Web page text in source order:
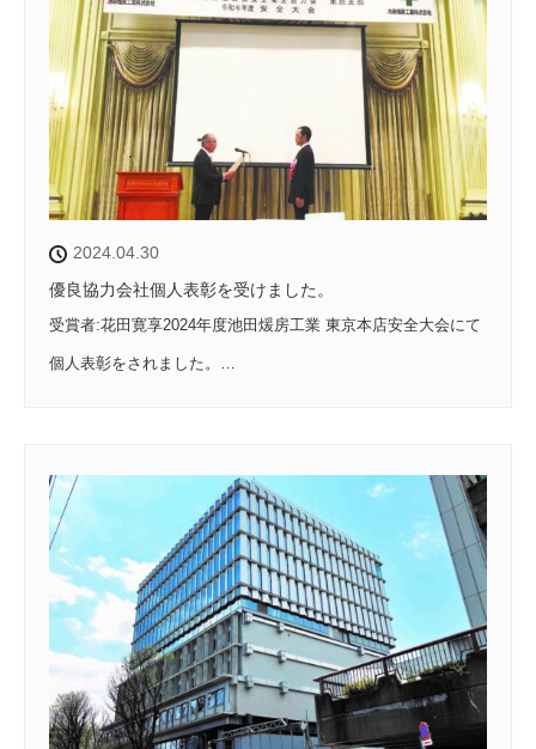
2024.04.30
優良協力会社個人表彰を受けました。
受賞者:花田寛享2024年度池田煖房工業 東京本店安全大会にて
個人表彰をされました。…